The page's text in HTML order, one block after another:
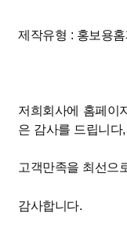
제작유형 : 홍보용
저희회사에 홈페이
은 감사를 드립니다,
고객만족을 최선으
감사합니다.